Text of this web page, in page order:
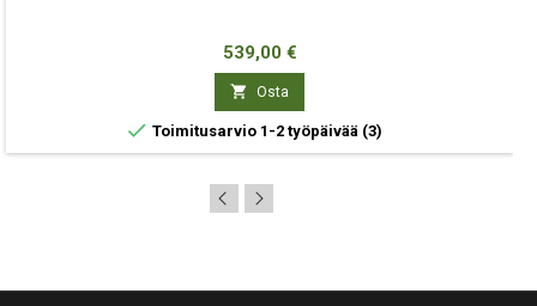
Hinta
539,00 €
 Osta
 Toimitusarvio 1-2 työpäivää (3)